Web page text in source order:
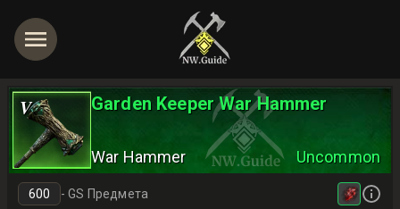
V Garden Keeper War Hammer
War Hammer Uncommon
-GS Предмета